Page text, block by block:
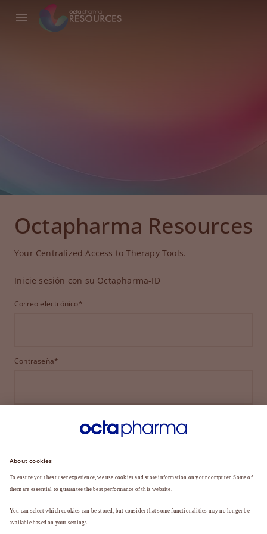
Octapharma Resources
Your Centralized Access to Therapy Tools.
Inicie sesión con su Octapharma-ID
Correo electrónico*
Contraseña*
INICIAR SESIÓN
¿HA OLVIDADO SU CONTRASEÑA?
¿Aún no es miembro?